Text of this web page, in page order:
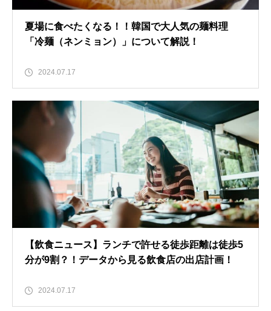
夏場に食べたくなる！！韓国で大人気の麺料理
「冷麺（ネンミョン）」について解説！
2024.07.17
【飲食ニュース】ランチで許せる徒歩距離は徒歩5
分が9割？！データから見る飲食店の出店計画！
2024.07.17